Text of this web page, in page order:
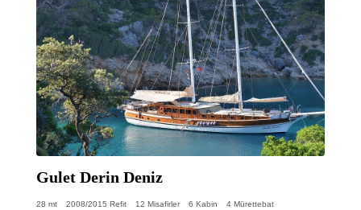
Gulet Derin Deniz
28 mt 2008/2015 Refit 12 Misafirler 6 Kabin 4 Mürettebat